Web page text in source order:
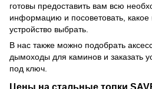
готовы предоставить вам всю
информацию и посоветовать,
устройство выбрать.
В нас также можно подобрать
дымоходы для каминов и заказать
под ключ.
Цены на стальные топки